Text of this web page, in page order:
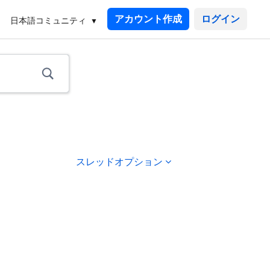
日本語コミュニティ アカウント作成
スレッドオプション